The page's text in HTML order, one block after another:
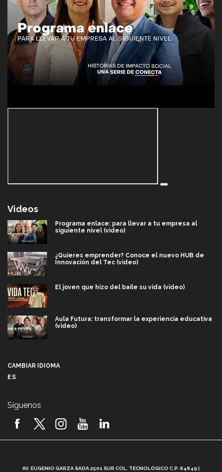
Videos
Programa enlace: para llevar a tu empresa al
siguiente nivel (video)
¿Quieres emprender? Conoce el nuevo HUB de
Innovación del Tec (video)
El joven que hizo del baile su vida (video)
Aula Futura: transformar la experiencia educativa
(video)
2026! (video)
CAMBIAR IDIOMA
ES
Síguenos
AV. EUGENIO GARZA SADA 2501 SUR COL. TECNOLÓGICO C.P. 64849 |